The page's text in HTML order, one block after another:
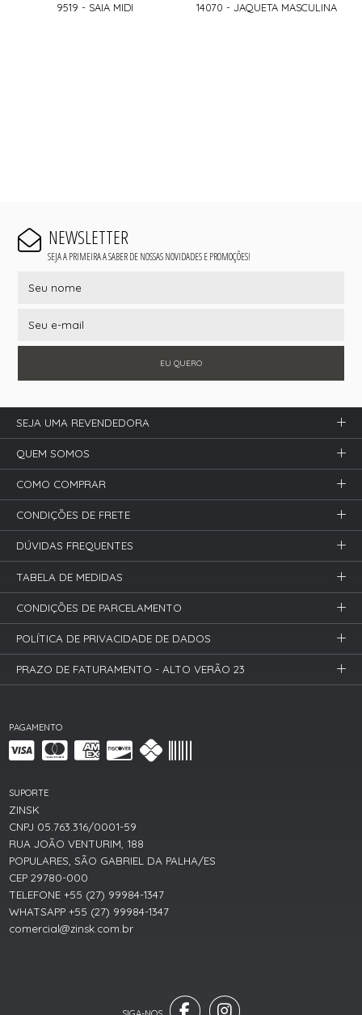
9519 - SAIA MIDI 14070 - JAQUETA MASCULINA
NEWSLETTER
SEJA A PRIMEIRA A SABER DE NOSSAS NOVIDADES E PROMOÇÕES!
EU QUERO
PAGAMENTO
SUPORTE
ZINSK
CNPJ 05.763.316/0001-59
RUA JOÃO VENTURIM, 188
POPULARES, SÃO GABRIEL DA PALHA/ES
CEP 29780-000
TELEFONE +55 (27) 99984-1347
WHATSAPP +55 (27) 99984-1347
comercial@zinsk.com.br
SEJA UMA REVENDEDORA
QUEM SOMOS
COMO COMPRAR
CONDIÇÕES DE FRETE
DÚVIDAS FREQUENTES
TABELA DE MEDIDAS
CONDIÇÕES DE PARCELAMENTO
POLÍTICA DE PRIVACIDADE DE DADOS
PRAZO DE FATURAMENTO - ALTO VERÃO 23